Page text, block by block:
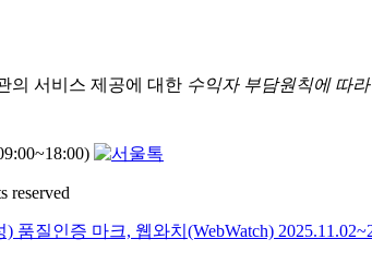
의 서비스 제공에 대한 수익자 부담원칙에 따라
reserved